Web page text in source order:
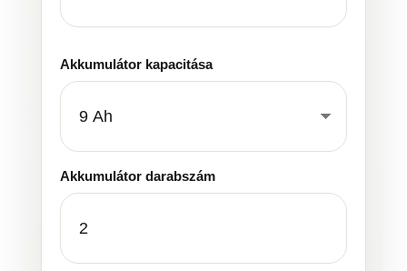
Akkumulátor kapacitása
Akkumulátor darabszám